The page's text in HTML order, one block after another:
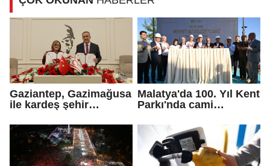
Gaziantep, Gazimağusa
ile kardeş şehir
Malatya'da 100. Yıl Kent
Parkı'nda cami